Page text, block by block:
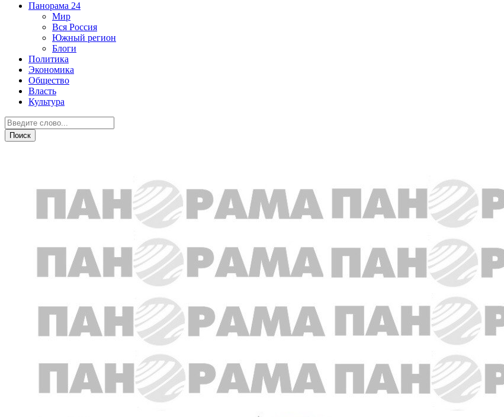
Панорама 24
Мир
Вся Россия
Южный регион
Блоги
Политика
Экономика
Общество
Власть
Культура